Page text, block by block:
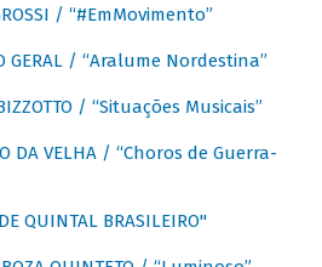
/ “#EmMovimento”
GERAL / “Aralume Nordestina”
/ “Situações Musicais”
DA VELHA / “Choros de Guerra-
QUINTAL BRASILEIRO"